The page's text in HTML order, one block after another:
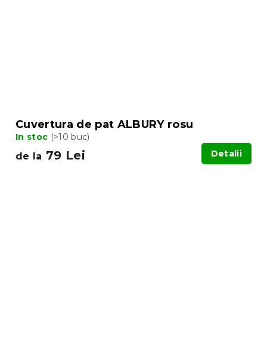
Cuvertura de pat ALBURY rosu
In stoc (>10 buc)
de la 79 Lei Detalii